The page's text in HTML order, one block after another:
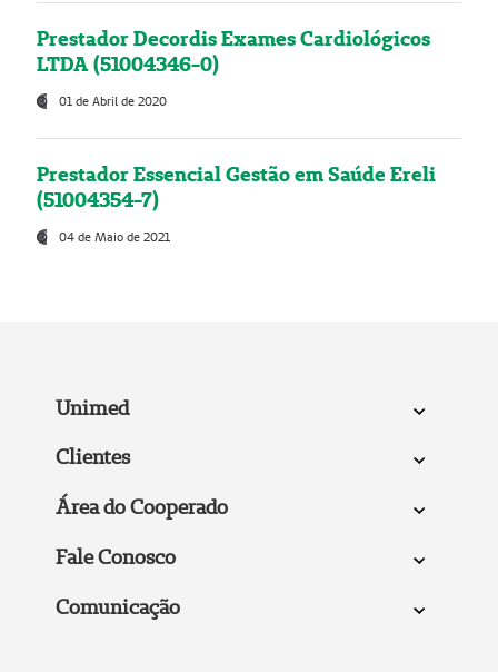
Prestador Decordis Exames Cardiológicos
LTDA (51004346-0)
01 de Abril de 2020
Prestador Essencial Gestão em Saúde Ereli
(51004354-7)
04 de Maio de 2021
Unimed
Clientes
Área do Cooperado
Fale Conosco
Comunicação